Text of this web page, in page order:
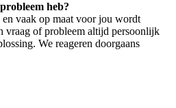
heb?
vaak op maat voor jou wordt
vraag of probleem altijd persoonlijk
We reageren doorgaans